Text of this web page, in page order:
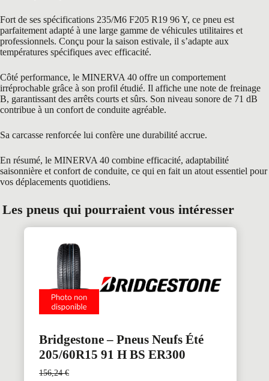
Fort de ses spécifications 235/M6 F205 R19 96 Y, ce pneu est
parfaitement adapté à une large gamme de véhicules utilitaires et
professionnels. Conçu pour la saison estivale, il s’adapte aux
températures spécifiques avec efficacité.
Côté performance, le MINERVA 40 offre un comportement
irréprochable grâce à son profil étudié. Il affiche une note de freinage
B, garantissant des arrêts courts et sûrs. Son niveau sonore de 71 dB
contribue à un confort de conduite agréable.
Sa carcasse renforcée lui confère une durabilité accrue.
En résumé, le MINERVA 40 combine efficacité, adaptabilité
saisonnière et confort de conduite, ce qui en fait un atout essentiel pour
vos déplacements quotidiens.
Les pneus qui pourraient vous intéresser
Bridgestone – Pneus Neufs Été
205/60R15 91 H BS ER300
156,24€